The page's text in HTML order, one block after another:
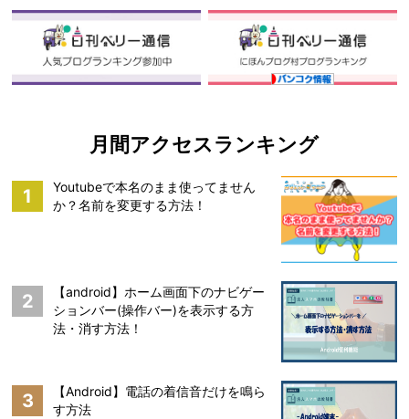
月間アクセスランキング
1
Youtubeで本名のまま使ってません
か？名前を変更する方法！
2
【android】ホーム画面下のナビゲー
ションバー(操作バー)を表示する方
法・消す方法！
3
【Android】電話の着信音だけを鳴ら
す方法